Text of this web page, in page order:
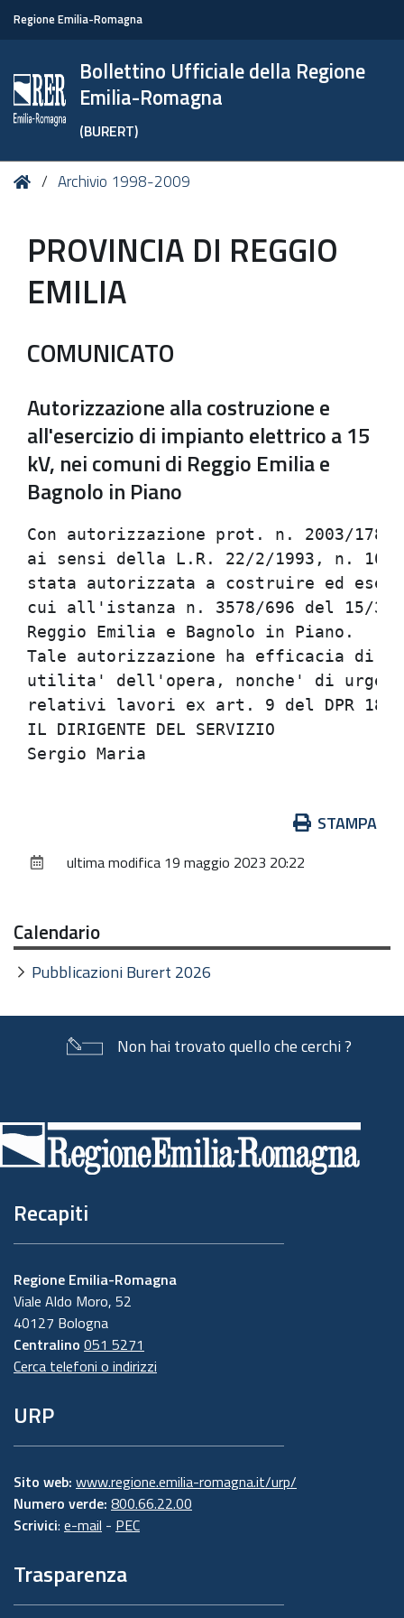
Regione Emilia-Romagna
Bollettino Ufficiale della Regione
Emilia-Romagna
(BURERT)
Tu HomeArchivio 1998-2009
PROVINCIA DI REGGIO
EMILIA
COMUNICATO
Autorizzazione alla costruzione e
all'esercizio di impianto elettrico a 15
kV, nei comuni di Reggio Emilia e
Bagnolo in Piano
Con autorizzazione prot. n.
ai sensi della L.R. 22/2/
stata autorizzata a costruire
cui all'istanza n. 3578/696
Reggio Emilia
Tale autorizzazione ha
utilita' dell'opera, nonche'
relativi lavori ex art. 9
IL
documento
STAMPA
ultima modifica 19 maggio 2023 20:22
Calendario
Pubblicazioni Burert 2026
Non hai trovato quello che cerchi ?
di
pagina
Recapiti
Regione Emilia-Romagna
Viale Aldo Moro, 52
40127 Bologna
Centralino 051 5271
Cerca telefoni o indirizzi
URP
Sito web: www.regione.emilia-romagna.it/urp/
Numero verde: 800.66.22.00
Scrivici: e-mail - PEC
Trasparenza